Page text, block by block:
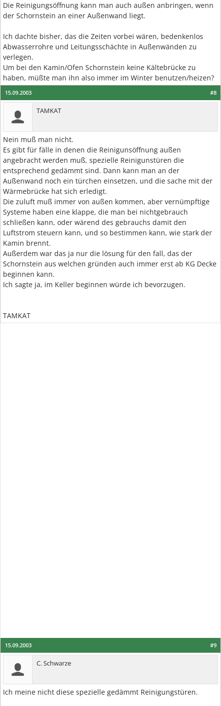
Die Reinigungsöffnung kann man auch außen anbringen, wenn
der Schornstein an einer Außenwand liegt.
Ich dachte bisher, das die Zeiten vorbei wären, bedenkenlos
Abwasserrohre und Leitungsschächte in Außenwänden zu
verlegen.
Um bei den Kamin/Ofen Schornstein keine Kältebrücke zu
haben, müßte man ihn also immer im Winter benutzen/heizen?
#8
15.09.2003
TAMKAT
Nein muß man nicht.
Es gibt für fälle in denen die Reinigunsöffnung außen
angebracht werden muß, spezielle Reinigunstüren die
entsprechend gedämmt sind. Dann kann man an der
Außenwand noch ein türchen einsetzen, und die sache mit der
Wärmebrücke hat sich erledigt.
Die zuluft muß immer von außen kommen, aber vernümpftige
Systeme haben eine klappe, die man bei nichtgebrauch
schließen kann, oder wärend des gebrauchs damit den
Luftstrom steuern kann, und so bestimmen kann, wie stark der
Kamin brennt.
Außerdem war das ja nur die lösung für den fall, das der
Schornstein aus welchen gründen auch immer erst ab KG Decke
beginnen kann.
Ich sagte ja, im Keller beginnen würde ich bevorzugen.
TAMKAT
#9
15.09.2003
C. Schwarze
Ich meine nicht diese spezielle gedämmt Reinigungstüren.